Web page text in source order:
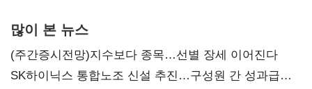
많이 본 뉴스
(주간증시전망)지수보다 종목…선별 장세 이어진다
SK하이닉스 통합노조 신설 추진…구성원 간 성과급